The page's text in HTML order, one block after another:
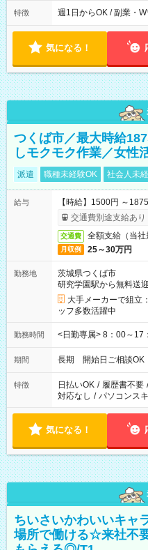
特徴 週1日からOK / 副業・
気になる！
つくば市／最大時給
しモクモク作業／女性
派遣 職種未経験OK 社会人未
給与
【時給】1500円 ～
交通費別途支給あり
交通費 全額支給（当社
月収例 25～30万円
勤務地
茨城県つくば市
研究学園駅から無料送
大手メーカーで組立
ッフ多数活躍中
勤務時間 <日勤専属> 8：00～17
期間 長期 開始日ご相談OK
特徴 日払いOK / 履歴書不要 /
対応なし / パソコンス
気になる！
ちいさいかわいいキャ
場所で働ける☆来社不